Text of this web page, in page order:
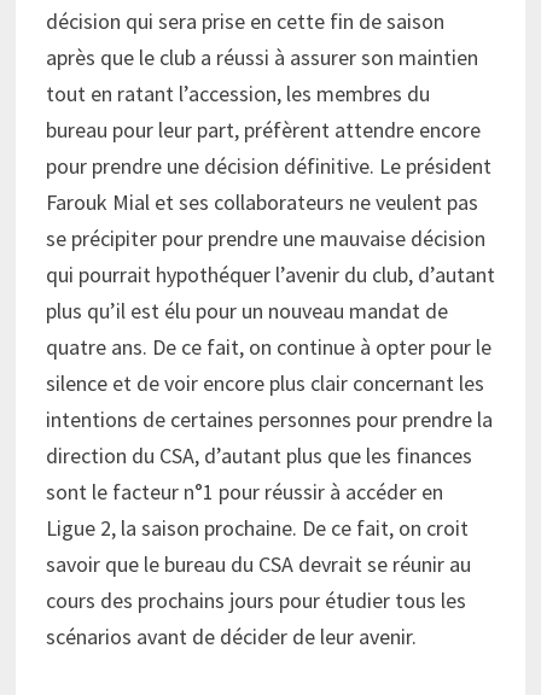
décision qui sera prise en cette fin de saison
après que le club a réussi à assurer son maintien
tout en ratant l’accession, les membres du
bureau pour leur part, préfèrent attendre encore
pour prendre une décision définitive. Le président
Farouk Mial et ses collaborateurs ne veulent pas
se précipiter pour prendre une mauvaise décision
qui pourrait hypothéquer l’avenir du club, d’autant
plus qu’il est élu pour un nouveau mandat de
quatre ans. De ce fait, on continue à opter pour le
silence et de voir encore plus clair concernant les
intentions de certaines personnes pour prendre la
direction du CSA, d’autant plus que les finances
sont le facteur n°1 pour réussir à accéder en
Ligue 2, la saison prochaine. De ce fait, on croit
savoir que le bureau du CSA devrait se réunir au
cours des prochains jours pour étudier tous les
scénarios avant de décider de leur avenir.